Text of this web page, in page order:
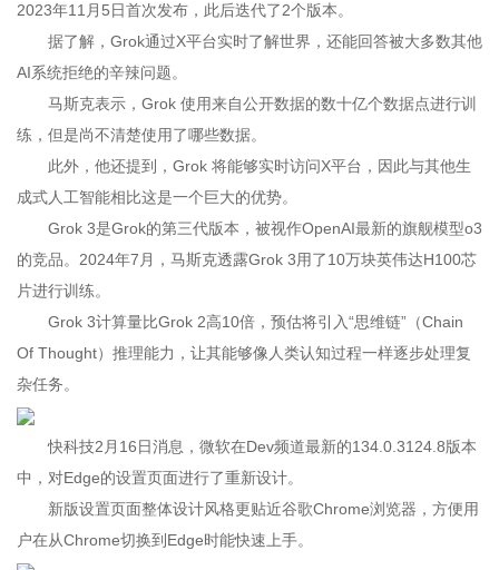
2023年11月5日首次发布，此后迭代了2个版本。
据了解，Grok通过X平台实时了解世界，还能回答被大多数其他
AI系统拒绝的辛辣问题。
马斯克表示，Grok 使用来自公开数据的数十亿个数据点进行训
练，但是尚不清楚使用了哪些数据。
此外，他还提到，Grok 将能够实时访问X平台，因此与其他生
成式人工智能相比这是一个巨大的优势。
Grok 3是Grok的第三代版本，被视作OpenAI最新的旗舰模型o3
的竞品。2024年7月，马斯克透露Grok 3用了10万块英伟达H100芯
片进行训练。
Grok 3计算量比Grok 2高10倍，预估将引入“思维链”（Chain
Of Thought）推理能力，让其能够像人类认知过程一样逐步处理复
杂任务。
快科技2月16日消息，微软在Dev频道最新的134.0.3124.8版本
中，对Edge的设置页面进行了重新设计。
新版设置页面整体设计风格更贴近谷歌Chrome浏览器，方便用
户在从Chrome切换到Edge时能快速上手。